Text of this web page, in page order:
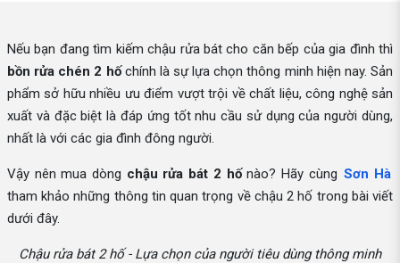
Nếu bạn đang tìm kiếm chậu rửa bát cho căn bếp của gia đình thì
bồn rửa chén 2 hốchính là sự lựa chọn thông minh hiện nay. Sản
phẩm sở hữu nhiều ưu điểm vượt trội về chất liệu, công nghệ sản
xuất và đặc biệt là đáp ứng tốt nhu cầu sử dụng của người dùng,
nhất là với các gia đình đông người.
Vậy nên mua dòng chậu rửa bát 2 hốnào? Hãy cùng Sơn Hà
tham khảo những thông tin quan trọng về chậu 2 hố trong bài viết
dưới đây.
Chậu rửa bát 2 hố - Lựa chọn của người tiêu dùng thông minh